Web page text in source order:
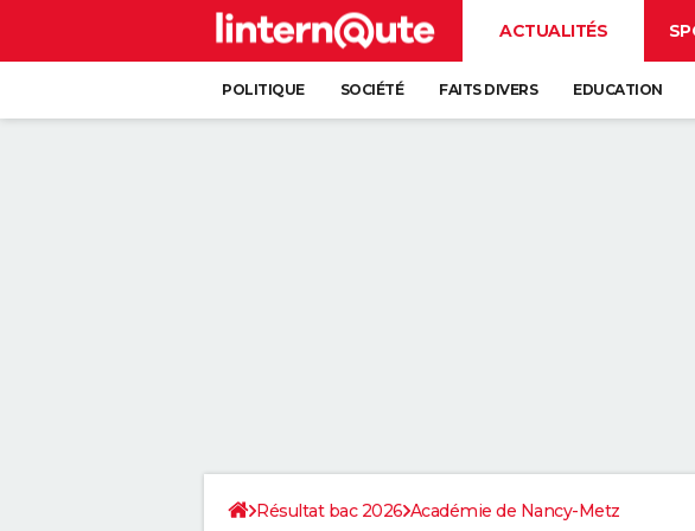
ACTUALITÉS
POLITIQUE SOCIÉTÉ FAITS DIVERS EDUCATION
Résultat bac 2026 Académie de Nancy-Metz